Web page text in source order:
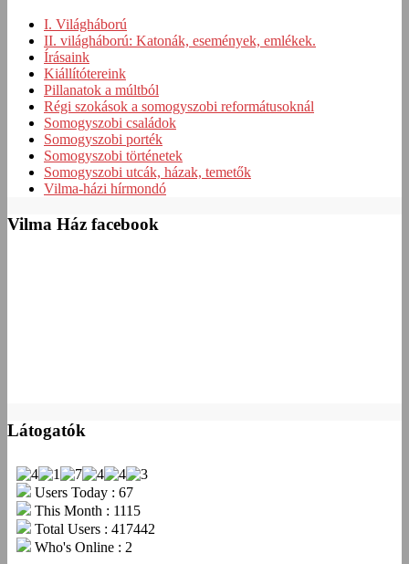
I. Világháború
II. világháború: Katonák, események, emlékek.
Írásaink
Kiállítótereink
Pillanatok a múltból
Régi szokások a somogyszobi reformátusoknál
Somogyszobi családok
Somogyszobi porték
Somogyszobi történetek
Somogyszobi utcák, házak, temetők
Vilma-házi hírmondó
Vilma Ház facebook
Látogatók
Users Today : 67
This Month : 1115
Total Users : 417442
Who's Online : 2